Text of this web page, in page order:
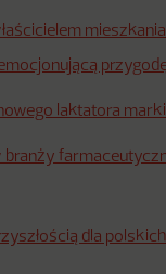
laktatora marki
dla